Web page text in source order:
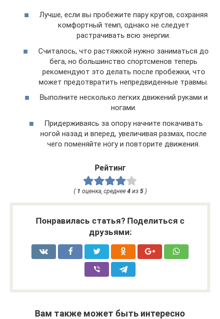
Лучше, если вы пробежите пару кругов, сохраняя
комфортный темп, однако не следует
растрачивать всю энергии.
Считалось, что растяжкой нужно заниматься до
бега, но большинство спортсменов теперь
рекомендуют это делать после пробежки, что
может предотвратить непредвиденные травмы.
Выполните несколько легких движений руками и
ногами.
Придерживаясь за опору начните покачивать
ногой назад и вперед, увеличивая размах, после
чего поменяйте ногу и повторите движения.
Рейтинг
( 1 оценка, среднее 4из 5)
Понравилась статья? Поделиться с
друзьями:
Вам также может быть интересно